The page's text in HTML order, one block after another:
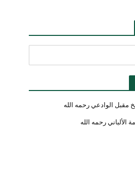
مقبل الوادعي رحمه الله
الألباني رحمه الله